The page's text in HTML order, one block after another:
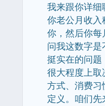
我来跟你详细
你老公月收
你，然后你每
问我这数字
挺实在的问题
很大程度上
方式、消费习
定义。咱们